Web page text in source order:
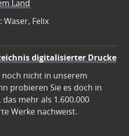
Land
Waser, Felix
digitalisierter Drucke
nicht in unserem
probieren Sie es doch in
mehr als 1.600.000
Werke nachweist.